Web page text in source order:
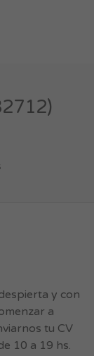
y con
a
tu CV
10 a 19 hs.